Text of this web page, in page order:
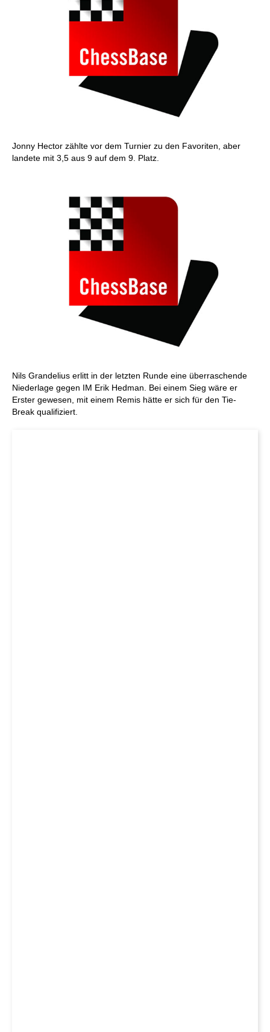
Jonny Hector zählte vor dem Turnier zu den Favoriten, aber
landete mit 3,5 aus 9 auf dem 9. Platz.
Nils Grandelius erlitt in der letzten Runde eine überraschende
Niederlage gegen IM Erik Hedman. Bei einem Sieg wäre er
Erster gewesen, mit einem Remis hätte er sich für den Tie-
Break qualifiziert.